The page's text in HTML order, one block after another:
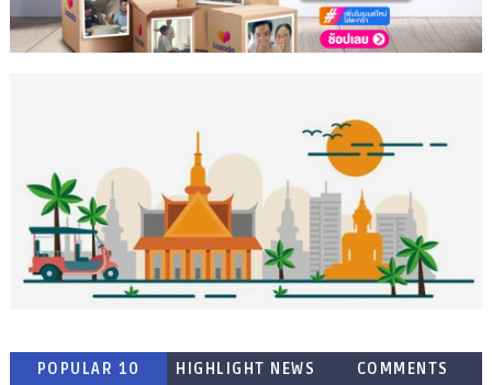
POPULAR 10 HIGHLIGHT NEWS COMMENTS